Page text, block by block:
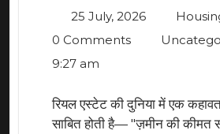
25 July, 2026
0 Comments
9:27 am
रियल एस्टेट की दुनिया में एक
साबित होती है— "ज़मीन की कीमत